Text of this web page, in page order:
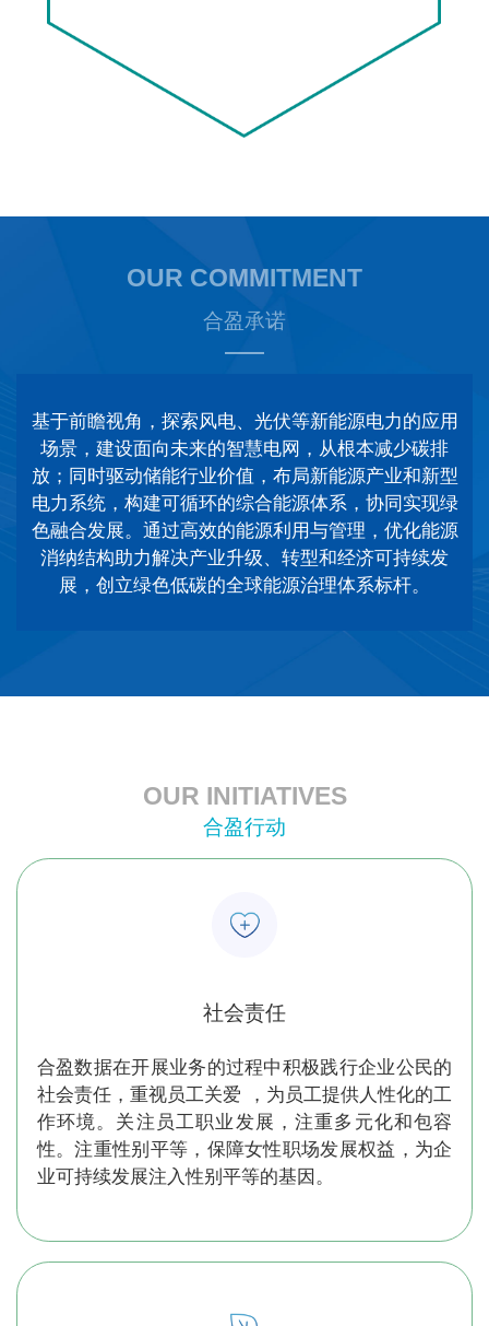
OUR COMMITMENT
合盈承诺
基于前瞻视角，探索风电、光伏等新能源电力的应用
场景，建设面向未来的智慧电网，从根本减少碳排
放；同时驱动储能行业价值，布局新能源产业和新型
电力系统，构建可循环的综合能源体系，协同实现绿
色融合发展。通过高效的能源利用与管理，优化能源
消纳结构助力解决产业升级、转型和经济可持续发
展，创立绿色低碳的全球能源治理体系标杆。
OUR INITIATIVES
合盈行动
社会责任
合盈数据在开展业务的过程中积极践行企业公民的
社会责任，重视员工关爱 ，为员工提供人性化的工
作环境。关注员工职业发展，注重多元化和包容
性。注重性别平等，保障女性职场发展权益，为企
业可持续发展注入性别平等的基因。